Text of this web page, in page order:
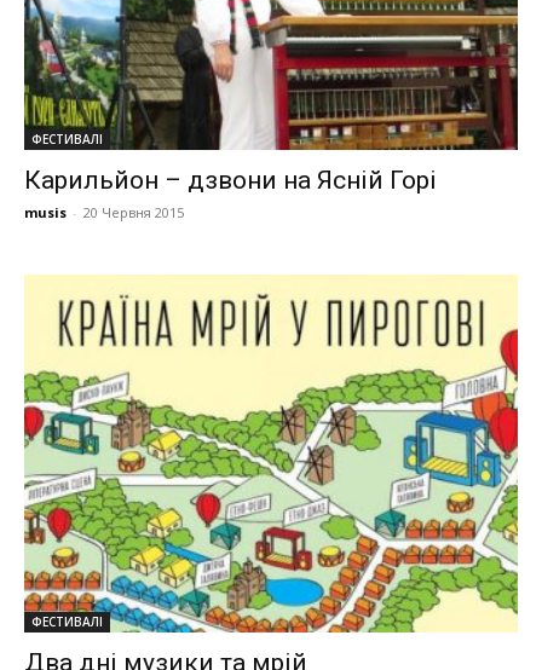
ФЕСТИВАЛІ
Карильйон – дзвони на Ясній Горі
musis - 20 Червня 2015
ФЕСТИВАЛІ
Два дні музики та мрій